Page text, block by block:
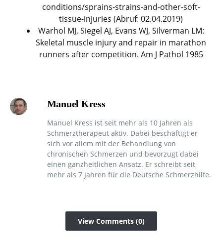
conditions/sprains-strains-and-other-soft-
tissue-injuries (Abruf: 02.04.2019)
Warhol MJ, Siegel AJ, Evans WJ, Silverman LM:
Skeletal muscle injury and repair in marathon
runners after competition. Am J Pathol 1985
Manuel Kress
Manuel Kress ist seit mehr als 10 Jahren als
Schmerztherapeut aktiv. Dabei beschäftigt er
sich vor allem mit der Behandlung von
chronischen Schmerzen und bevorzugt dabei
einen ganzheitlichen Ansatz. Er schreibt seit
mehr als 7 Jahren für die Deutsche Schmerzhilfe.
View Comments (0)